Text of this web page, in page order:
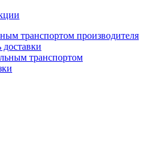
транспортом производителя
доставки
транспортом